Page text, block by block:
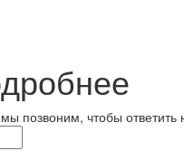
позвоним, чтобы